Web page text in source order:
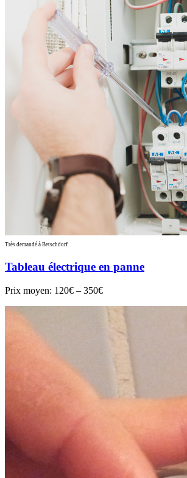
Très demandé à Betschdorf
Tableau électrique en panne
Prix moyen: 120€ – 350€